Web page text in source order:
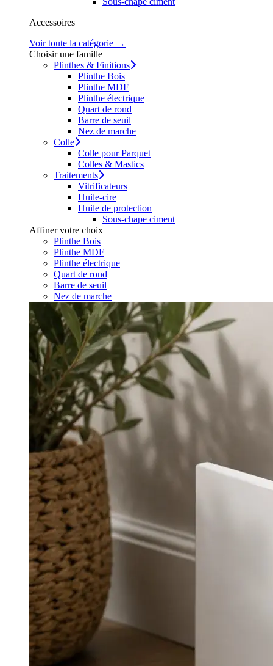
Accessoires
Voir toute la catégorie →
Choisir une famille
Plinthes & Finitions
Plinthe Bois
Plinthe MDF
Plinthe électrique
Quart de rond
Barre de seuil
Nez de marche
Colle
Colle pour Parquet
Colles & Mastics
Traitements
Vitrificateurs
Huile-cire
Huile de protection
Sous-chape ciment
Affiner votre choix
Plinthe Bois
Plinthe MDF
Plinthe électrique
Quart de rond
Barre de seuil
Nez de marche